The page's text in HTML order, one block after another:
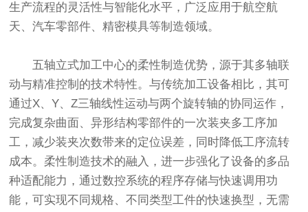
生产流程的灵活性与智能化水平，广泛应用于航空航
天、汽车零部件、精密模具等制造领域。
五轴立式加工中心的柔性制造优势，源于其多轴联
动与精准控制的技术特性。与传统加工设备相比，其可
通过X、Y、Z三轴线性运动与两个旋转轴的协同运作，
完成复杂曲面、异形结构零部件的一次装夹多工序加
工，减少装夹次数带来的定位误差，同时降低工序流转
成本。柔性制造技术的融入，进一步强化了设备的多品
种适配能力，通过数控系统的程序存储与快速调用功
能，可实现不同规格、不同类型工件的快速换型，无需